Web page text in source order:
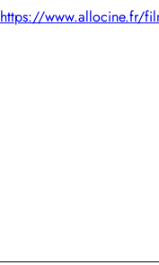
https://www.allocine.fr/